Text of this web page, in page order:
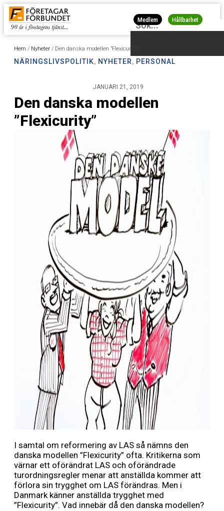
Medlem Hållbarhet
Hem / Nyheter / Den danska modellen ”Flexicurity”
NÄRINGSLIVSPOLITIK, NYHETER, PERSONAL
JANUARI 21, 2019
Den danska modellen
”Flexicurity”
I samtal om reformering av LAS så nämns den
danska modellen ”Flexicurity” ofta. Kritikerna som
värnar ett oförändrat LAS och oförändrade
turordningsregler menar att anställda kommer att
förlora sin trygghet om LAS förändras. Men i
Danmark känner anställda trygghet med
”Flexicurity”. Vad innebär då den danska modellen?